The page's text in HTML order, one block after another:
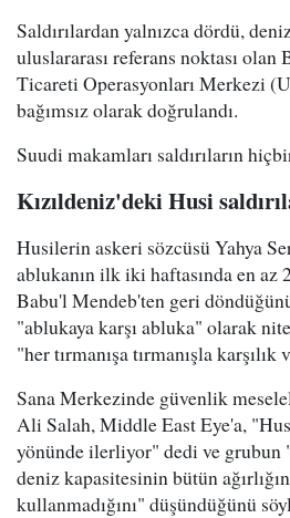
Saldırılardan yalnızca dördü,
uluslararası referans noktası
Ticareti Operasyonları Merkezi
bağımsız olarak doğrulandı.
Suudi makamları saldırıların
Kızıldeniz'deki Husi
Husilerin askeri sözcüsü Yahya
ablukanın ilk iki haftasında en az
Babu'l Mendeb'ten geri
"ablukaya karşı abluka" olarak
"her tırmanışa tırmanışla
Sana Merkezinde güvenlik
Ali Salah, Middle East Eye'a,
yönünde ilerliyor" dedi ve grubun
deniz kapasitesinin bütün
kullanmadığını" düşündüğünü